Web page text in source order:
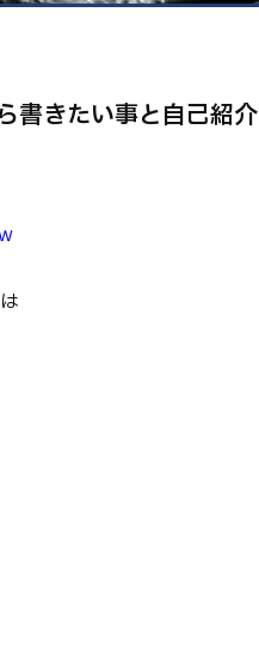
書きたい事と自己紹介